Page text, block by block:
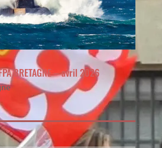
BRETAGNE – avril 2026